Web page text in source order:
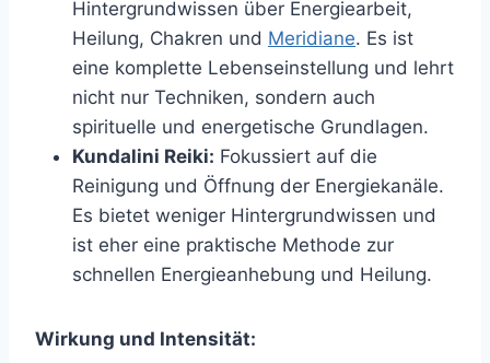
Hintergrundwissen über Energiearbeit,
Heilung, Chakren und Meridiane. Es ist
eine komplette Lebenseinstellung und lehrt
nicht nur Techniken, sondern auch
spirituelle und energetische Grundlagen.
Kundalini Reiki: Fokussiert auf die
Reinigung und Öffnung der Energiekanäle.
Es bietet weniger Hintergrundwissen und
ist eher eine praktische Methode zur
schnellen Energieanhebung und Heilung.
Wirkung und Intensität: